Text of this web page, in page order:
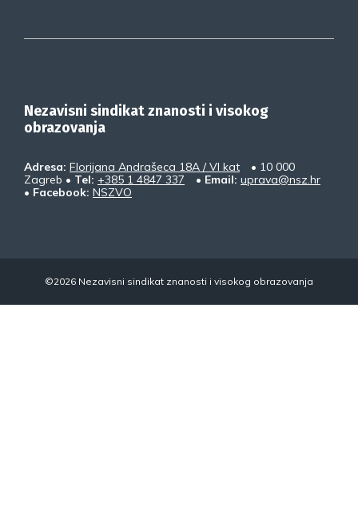
Nezavisni sindikat znanosti i visokog
obrazovanja
Adresa: Florijana Andrašeca 18A / VI kat
• 10 000
Zagreb • Tel: +385 1 4847 337 • Email: uprava@nsz.hr
• Facebook: NSZVO
©2026 Nezavisni sindikat znanosti i visokog obrazovanja